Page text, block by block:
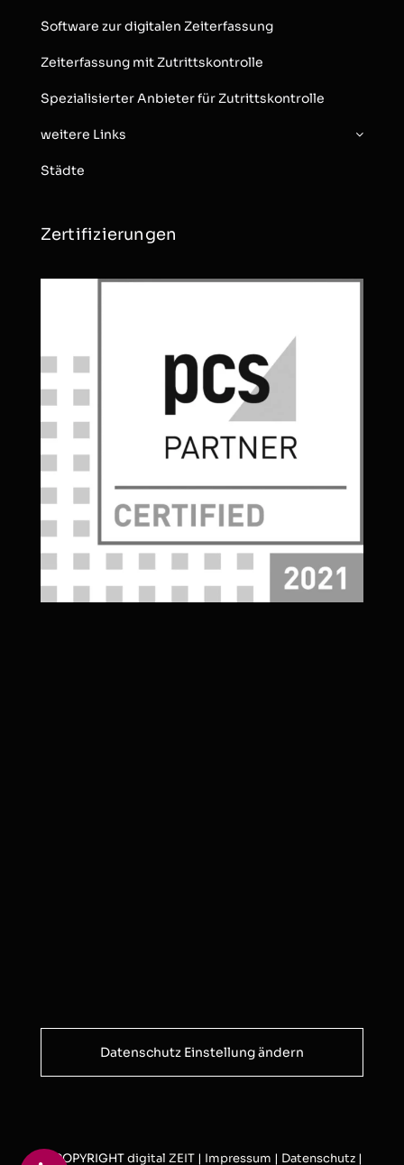
Software zur digitalen Zeiterfassung
Zeiterfassung mit Zutrittskontrolle
Spezialisierter Anbieter für Zutrittskontrolle
weitere Links
Städte
Zertifizierungen
Datenschutz Einstellung ändern
© COPYRIGHTdigital ZEIT| Impressum | Datenschutz|